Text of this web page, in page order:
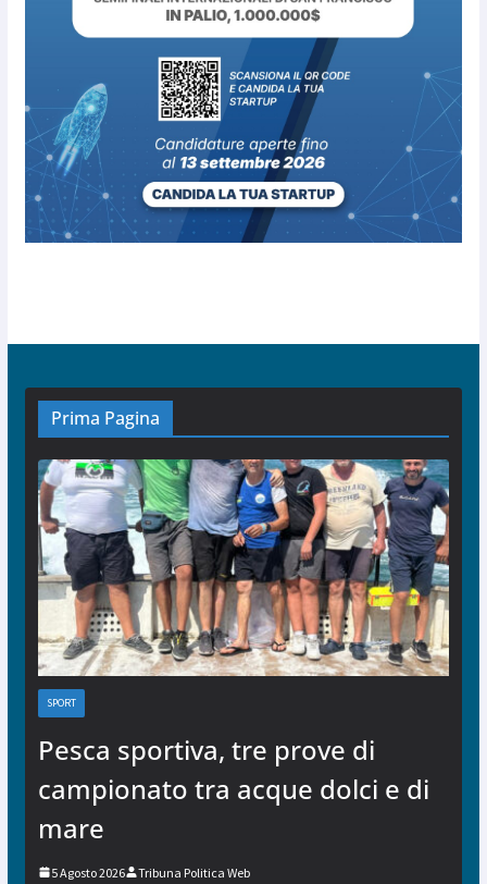
Prima Pagina
SPORT
Pesca sportiva, tre prove di
campionato tra acque dolci e di
mare
5 Agosto 2026 Tribuna Politica Web